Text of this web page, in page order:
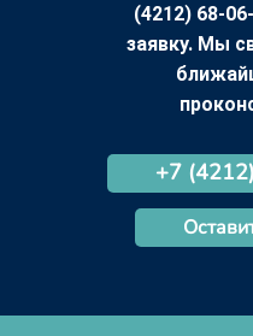
(4212) 68-
заявку. Мы
+7